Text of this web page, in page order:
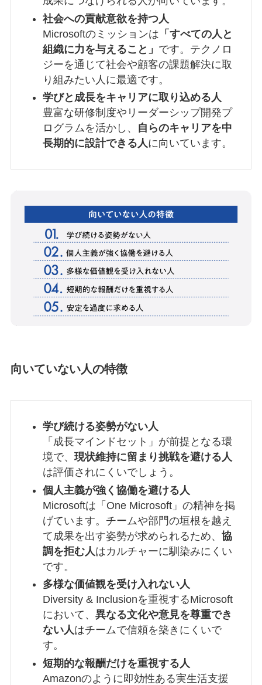
社会への貢献意欲を持つ人
Microsoftのミッションは 「すべての人と
組織に力を与えること」 です。テクノロ
ジーを通じて社会や顧客の課題解決に取
り組みたい人に最適です。
学びと成長をキャリアに取り込める人
豊富な研修制度やリーダーシップ開発プ
ログラムを活かし、
自らのキャリアを中
長期的に設計できる人に向いています。
向いていない人の特徴
学び続ける姿勢がない人
「成長マインドセット」が前提となる環
境で、 現状維持に留まり挑戦を避ける人
は評価されにくいでしょう。
個人主義が強く協働を避ける人
Microsoftは「One Microsoft」の精神を掲
げています。チームや部門の垣根を越え
て成果を出す姿勢が求められるため、 協
調を拒む人 はカルチャーに馴染みにくい
です。
多様な価値観を受け入れない人
Diversity & Inclusionを重視するMicrosoft
において、 異なる文化や意見を尊重でき
ない人はチームで信頼を築きにくいで
す。
短期的な報酬だけを重視する人
Amazonのように即効性ある実生活支援